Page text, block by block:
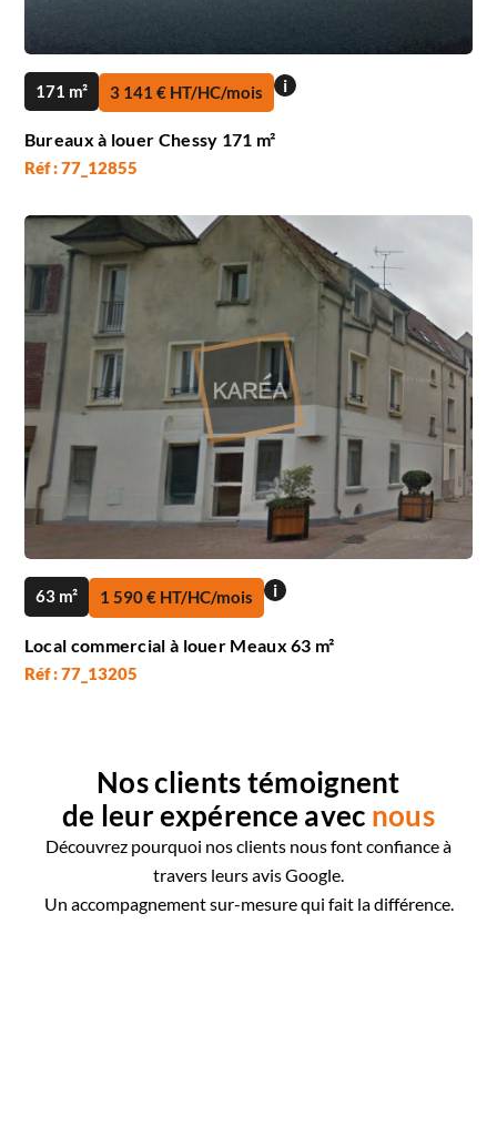
171 m² 3 141 € HT/HC/mois i
Bureaux à louer Chessy 171 m²
Réf : 77_12855
63 m² 1 590 € HT/HC/mois i
Local commercial à louer Meaux 63 m²
Réf : 77_13205
Nos clients témoignent
de leur expérence avec nous
Découvrez pourquoi nos clients nous font confiance à
travers leurs avis Google.
Un accompagnement sur-mesure qui fait la différence.